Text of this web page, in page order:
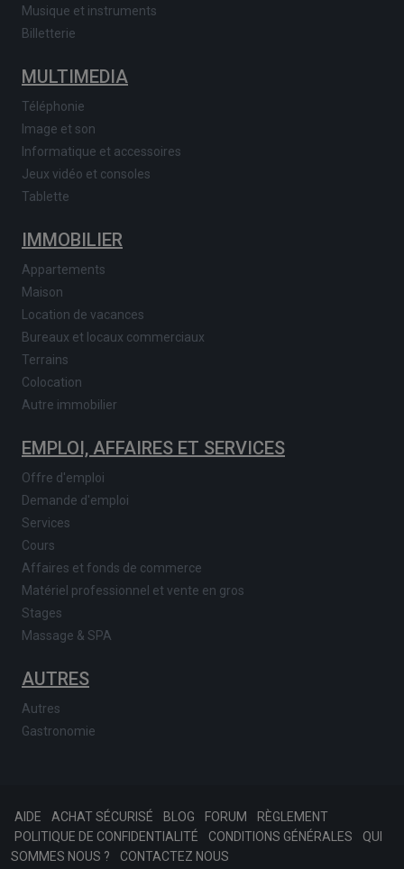
Musique et instruments
Billetterie
MULTIMEDIA
Téléphonie
Image et son
Informatique et accessoires
Jeux vidéo et consoles
Tablette
IMMOBILIER
Appartements
Maison
Location de vacances
Bureaux et locaux commerciaux
Terrains
Colocation
Autre immobilier
EMPLOI, AFFAIRES ET SERVICES
Offre d'emploi
Demande d'emploi
Services
Cours
Affaires et fonds de commerce
Matériel professionnel et vente en gros
Stages
Massage & SPA
AUTRES
Autres
Gastronomie
AIDE ACHAT SÉCURISÉ BLOG FORUM
RÈGLEMENT
POLITIQUE DE CONFIDENTIALITÉ
CONDITIONS GÉNÉRALES
QUI
SOMMES NOUS ?
CONTACTEZ NOUS